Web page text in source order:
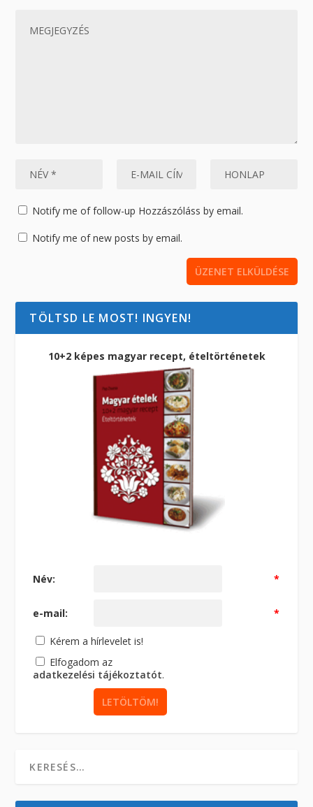
Notify me of follow-up Hozzászóláss by email.
Notify me of new posts by email.
TÖLTSD LE MOST! INGYEN!
10+2 képes magyar recept, ételtörténetek
Név: *
e-mail: *
Kérem a hírlevelet is!
Elfogadom az
adatkezelési tájékoztatót.